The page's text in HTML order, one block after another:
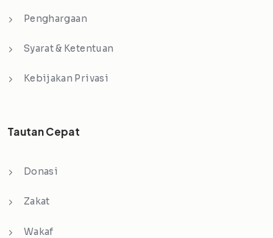
Penghargaan
Syarat & Ketentuan
Kebijakan Privasi
Tautan Cepat
Donasi
Zakat
Wakaf